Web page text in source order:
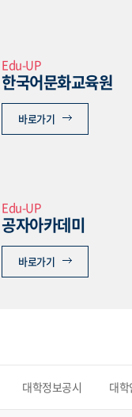
Edu-UP
한국어문화교육원
바로가기
Edu-UP
공자아카데미
바로가기
대학정보공시 대